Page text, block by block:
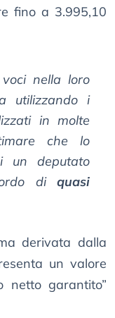
fino a 3.995,10
nella loro
utilizzando i
in molte
che lo
un deputato
di quasi
derivata dalla
un valore
netto garantito”